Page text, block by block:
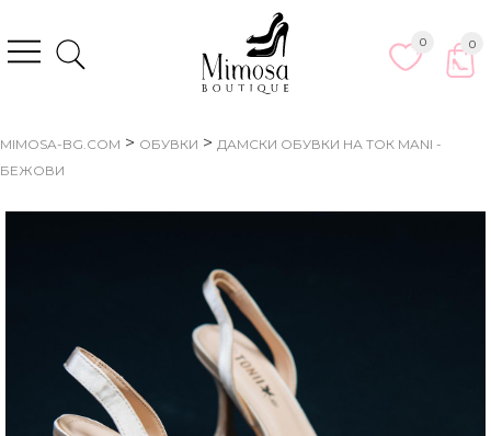
0
0
MIMOSA-BG.COM > ОБУВКИ > ДАМСКИ ОБУВКИ НА ТОК MANI -
БЕЖОВИ